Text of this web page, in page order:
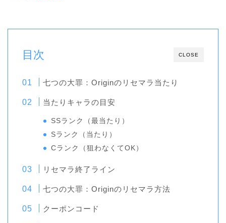
CLOSE
目次
七つの大罪：Originのリセマラ当たり
当たりキャラの目安
SSランク（最当たり）
Sランク（当たり）
Cランク（狙わなくてOK）
リセマラ終了ライン
七つの大罪：Originのリセマラ方法
クーポンコード